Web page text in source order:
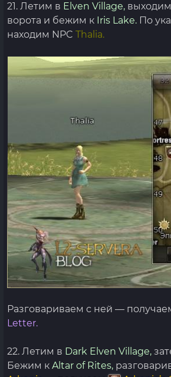
21. Летим в Elven Village,
ворота и бежим к Iris Lake. По
находим NPC Thalia.
Разговариваем с ней —
Letter.
22. Летим в Dark Elven Village,
Бежим к Altar of Rites,